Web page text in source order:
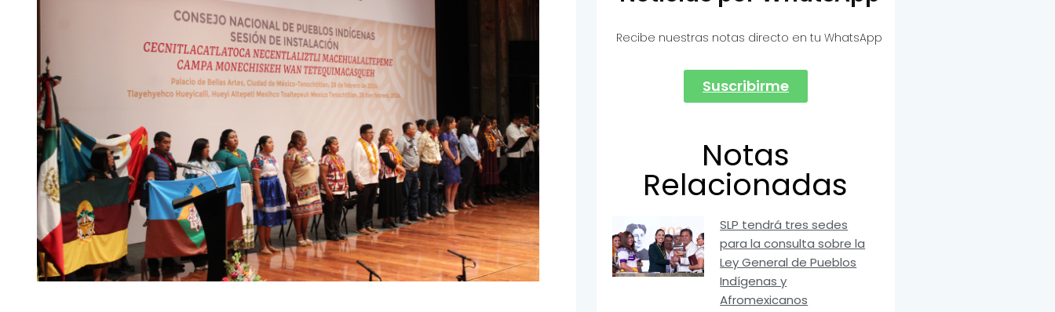
Recibe nuestras notas directo en tu WhatsApp
Suscribirme
Notas
Relacionadas
SLP tendrá tres sedes
para la consulta sobre la
Ley General de Pueblos
Indígenas y
Afromexicanos